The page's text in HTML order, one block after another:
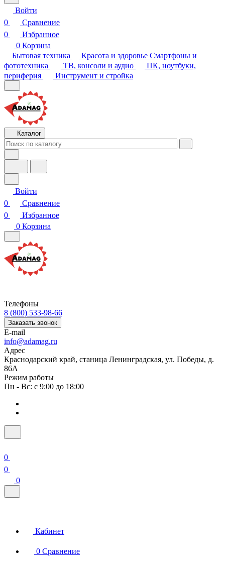
Войти
0
Сравнение
0
Избранное
0 Корзина
Бытовая техника
Красота и здоровье Смартфоны и
фототехника
ТВ, консоли и аудио
ПК, ноутбуки,
периферия
Инструмент и стройка
Каталог
Войти
0
Сравнение
0
Избранное
0 Корзина
Телефоны
8 (800) 533-98-66
Заказать звонок
E-mail
info@adamag.ru
Адрес
Краснодарский край, станица Ленинградская, ул. Победы, д.
86А
Режим работы
Пн - Вс: с 9:00 до 18:00
0
0
0
Кабинет
0 Сравнение